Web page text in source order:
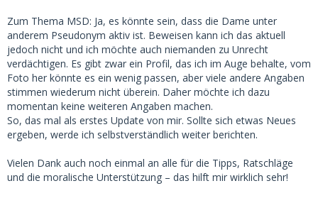
Zum Thema MSD: Ja, es könnte sein, dass die Dame unter
anderem Pseudonym aktiv ist. Beweisen kann ich das aktuell
jedoch nicht und ich möchte auch niemanden zu Unrecht
verdächtigen. Es gibt zwar ein Profil, das ich im Auge behalte, vom
Foto her könnte es ein wenig passen, aber viele andere Angaben
stimmen wiederum nicht überein. Daher möchte ich dazu
momentan keine weiteren Angaben machen.
So, das mal als erstes Update von mir. Sollte sich etwas Neues
ergeben, werde ich selbstverständlich weiter berichten.
Vielen Dank auch noch einmal an alle für die Tipps, Ratschläge
und die moralische Unterstützung – das hilft mir wirklich sehr!